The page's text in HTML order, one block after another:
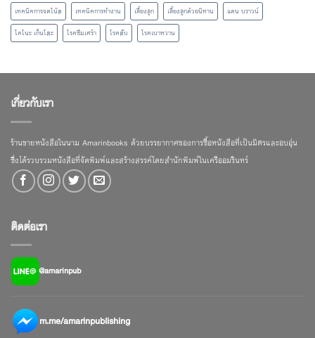
เทคนิคการจดโน้ต
เทคนิคการทำงาน เลี้ยงลูก เลี้ยงลูกด้วยนิทาน
แดน บราวน์
โคโนะ เก็นโตะ
โรคซึมเศร้า โรคตับ โรคเบาหวาน
เกี่ยวกับเรา
ร้านขายหนังสือในนาม Amarinbooks ด้วยบรรยากาศของการซื้อหนังสือที่เป็นมิตรและอบอุ่น
ซึ่งได้รวบรวมหนังสือที่จัดพิมพ์และสร้างสรรค์โดยสำนักพิมพ์ในเครืออมรินทร์
ติดต่อเรา
@amarinpub
m.me/amarinpublishing